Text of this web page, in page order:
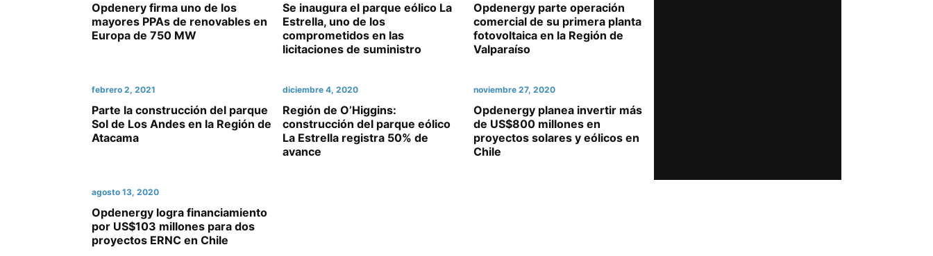
Opdenery firma uno de los
mayores PPAs de renovables en
Europa de 750 MW
Se inaugura el parque eólico La
Estrella, uno de los
comprometidos en las
licitaciones de suministro
Opdenergy parte operación
comercial de su primera planta
fotovoltaica en la Región de
Valparaíso
febrero 2, 2021
Parte la construcción del parque
Sol de Los Andes en la Región de
Atacama
diciembre 4, 2020
Región de O’Higgins:
construcción del parque eólico
La Estrella registra 50% de
avance
noviembre 27, 2020
Opdenergy planea invertir más
de US$800 millones en
proyectos solares y eólicos en
Chile
agosto 13, 2020
Opdenergy logra financiamiento
por US$103 millones para dos
proyectos ERNC en Chile